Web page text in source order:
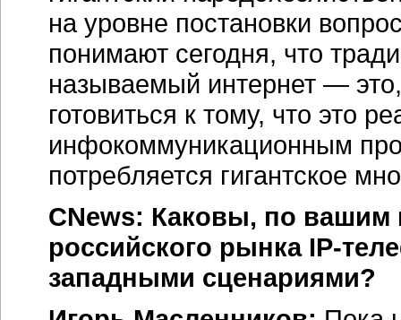
на уровне постановки
понимают сегодня, что
называемый интернет —
готовиться к тому, что это
инфокоммуникационным
потребляется гигантское
CNews: Каковы, по вашим
российского рынка IP-
западными сценариями?